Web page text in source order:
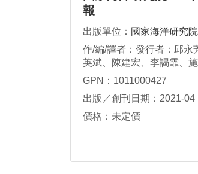
報
出版單位： 國家海洋研究院
作/編/譯者：發行者：邱永
英斌、陳建宏、李謁霏、施
張至維、廖建明 執行編輯
瑜、戴楷徽、吳欣儒、陳
意玲、曾雯雯、許慧蘭
GPN：1011000427
出版／創刊日期：2021-04
價格：未定價